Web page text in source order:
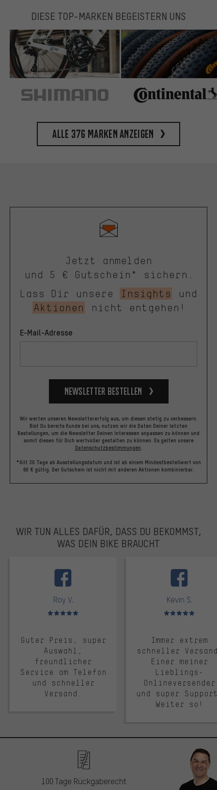
DIESE TOP-MARKEN BEGEISTERN UNS
Alle 376 Marken anzeigen
Jetzt anmelden
und 5 € Gutschein* sichern.
Lass Dir unsere
Insights
und
Aktionen
nicht entgehen!
E-Mail-Adresse
Newsletter bestellen
Wir werten unseren Newslettererfolg aus, um diesen stetig zu verbessern.
Bist Du bereits Kunde bei uns, nutzen wir die Daten Deiner letzten
Bestellungen, um die Newsletter Deinen Interessen anpassen zu können und
somit diesen für Dich wertvoller gestalten zu können. Es gelten unsere
Datenschutzbestimmungen.
*Gilt 30 Tage ab Ausstellungsdatum und ist ab einem Mindestbestellwert von
60 € gültig. Der Gutschein ist nicht mit anderen Aktionen kombinierbar.
WIR TUN ALLES DAFÜR, DASS DU BEKOMMST,
WAS DEIN BIKE BRAUCHT
Roy V.
Bewertungen: 5 von 5
Guter Preis, super
Auswahl,
freundlicher
Service am Telefon
und schneller
Versand.
Kevin S.
Bewertungen: 5 von 5
Immer extrem
schneller
Einer meiner
Lieblings-
Onlineversender
und super
Weiter so!
100 Tage Rückgaberecht